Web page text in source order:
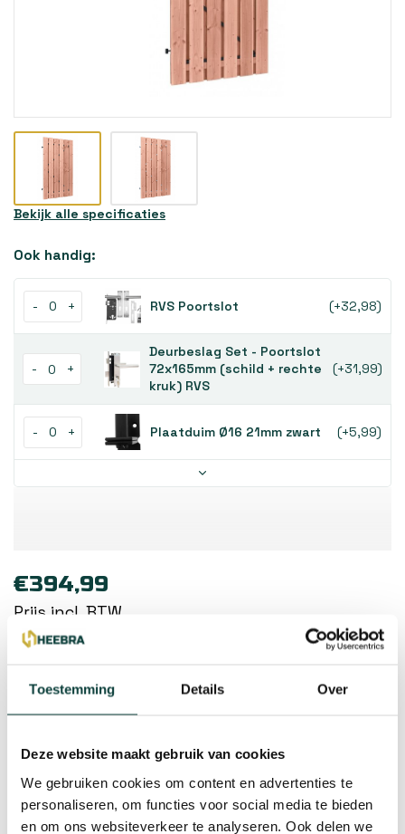
Toestemming Details Over
Deze website maakt gebruik van cookies
We gebruiken cookies om content en advertenties te
personaliseren, om functies voor social media te bieden
en om ons websiteverkeer te analyseren. Ook delen we
Bekijk alle specificaties
Ook handig:
- + RVS Poortslot (+32,98)
- +
Deurbeslag Set - Poortslot
72x165mm (schild + rechte
kruk) RVS
(+31,99)
- + Plaatduim Ø16 21mm zwart (+5,99)
€394,99
Prijs incl. BTW
Maak een keuze
100X190 CM zwart frame
Verzendkosten:€7,95
Toevoegen aan winkelwagen